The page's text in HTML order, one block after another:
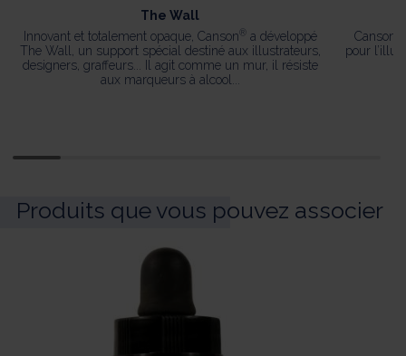
The Wall
Innovant et totalement opaque, Canson ® a développé
The Wall, un support spécial destiné aux illustrateurs,
designers, graffeurs... Il agit comme un mur, il résiste
aux marqueurs à alcool...
Canson
pour
Produits que vous pouvez associer